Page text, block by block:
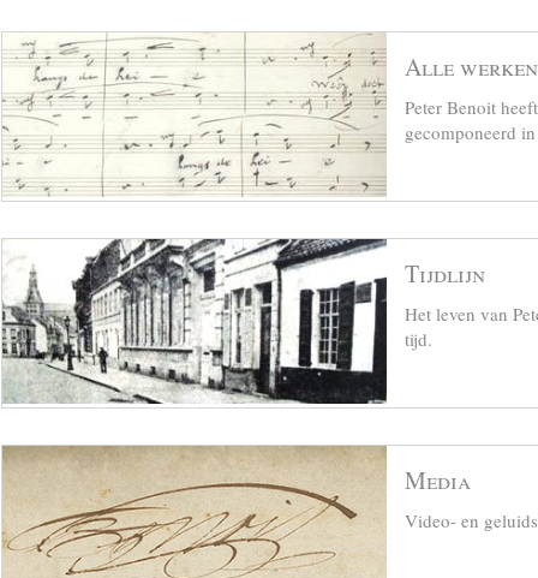
Alle werken
Peter Benoit
gecomponeerd
Tijdlijn
Het leven van
tijd.
Media
Video- en